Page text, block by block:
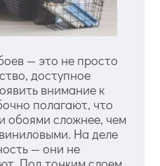
— это не просто
доступное
внимание к
полагают, что
обоями сложнее, чем
На деле
— они не